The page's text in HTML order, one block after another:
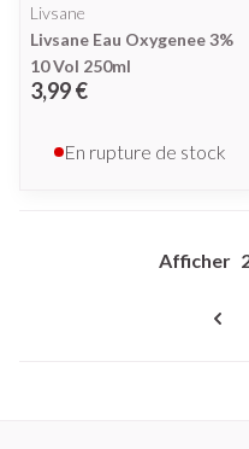
Livsane
Livsane Eau Oxygenee 3%
10 Vol 250ml
3,99 €
En rupture de stock
Afficher